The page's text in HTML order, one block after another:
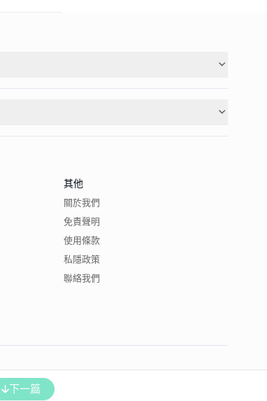
下一篇
其他
關於我們
免責聲明
使用條款
私隱政策
聯絡我們